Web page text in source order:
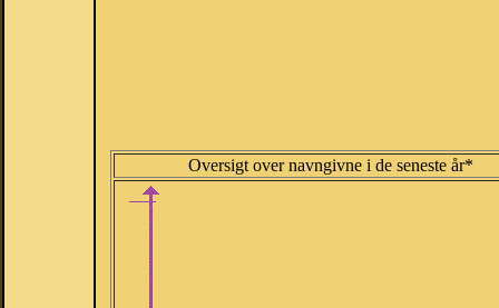
Oversigt over navngivne i de seneste år*